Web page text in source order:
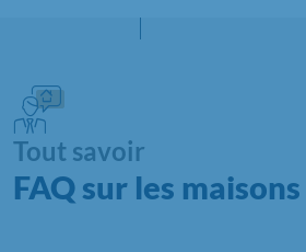
Tout savoir
FAQ sur les